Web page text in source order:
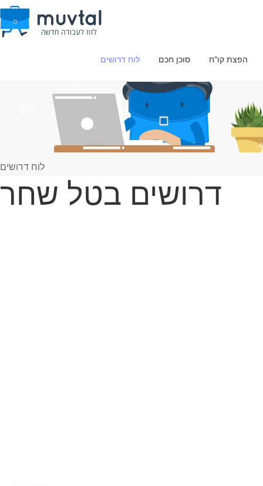
לוח דרושים סוכן חכם הפצת קו"ח
לוח דרושים
דרושים בטל שחר